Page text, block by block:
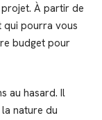
À partir de
pourra vous
budget pour
au hasard. Il
nature du